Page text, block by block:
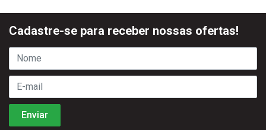
Cadastre-se para receber nossas ofertas!